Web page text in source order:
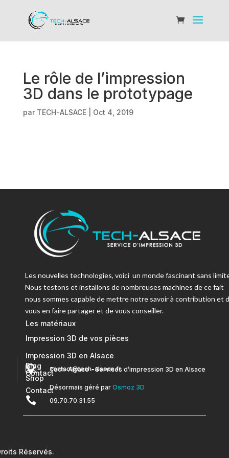
Le rôle de l’impression
3D dans le prototypage
par TECH-ALSACE| Oct 4, 2019
Les nouvelles technologies, voici un monde fascinant sans
Nous testons et installons de nombreuses machines de ce fait
nous sommes capable de mettre notre savoir à contribution et
vous en faire partager et de vous conseiller.
Les matériaux
Impression 3D de vos pièces
Impression 3D en Alsace
Contact
Blog
Shop
Contact
 contact@tech-alsace.fr
 Tech-Alsace – Services d’impression 3D en Alsace
Désormais géré par Osmoz 3D
 09.70.70.31.55
Réservés.